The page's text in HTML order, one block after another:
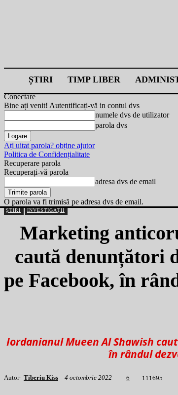
ȘTIRI TIMP LIBER
Conectare
Bine ați venit! Autentificați-vă in contul dvs
numele dvs de utilizator
parola dvs
Ați uitat parola? obține ajutor
Politica de Confidențialitate
Recuperare parola
Recuperați-vă parola
adresa dvs de email
O parola va fi trimisă pe adresa dvs de email.
ȘTIRI INVESTIGAȚII
Marketing
caută denunțători
pe Facebook, în
Iordanianul Mueen Al Shawish
în rândul
Autor- Tiberiu Kiss 4 octombrie 2022 6 1 11695